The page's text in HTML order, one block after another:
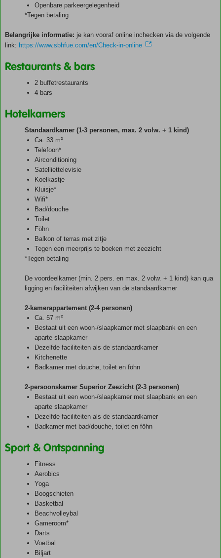
Openbare parkeergelegenheid
*Tegen betaling
Belangrijke informatie: je kan vooraf online inchecken via de volgende
link: https://www.sbhfue.com/en/Check-in-online
Restaurants & bars
2 buffetrestaurants
4 bars
Hotelkamers
Standaardkamer (1-3 personen, max. 2 volw. + 1 kind)
Ca. 33 m²
Telefoon*
Airconditioning
Satelliettelevisie
Koelkastje
Kluisje*
Wifi*
Bad/douche
Toilet
Föhn
Balkon of terras met zitje
Tegen een meerprijs te boeken met zeezicht
*Tegen betaling
De voordeelkamer (min. 2 pers. en max. 2 volw. + 1 kind) kan qua
ligging en faciliteiten afwijken van de standaardkamer
2-kamerappartement (2-4 personen)
Ca. 57 m²
Bestaat uit een woon-/slaapkamer met slaapbank en een
aparte slaapkamer
Dezelfde faciliteiten als de standaardkamer
Kitchenette
Badkamer met douche, toilet en föhn
2-persoonskamer Superior Zeezicht (2-3 personen)
Bestaat uit een woon-/slaapkamer met slaapbank en een
aparte slaapkamer
Dezelfde faciliteiten als de standaardkamer
Badkamer met bad/douche, toilet en föhn
Sport & Ontspanning
Fitness
Aerobics
Yoga
Boogschieten
Basketbal
Beachvolleybal
Gameroom*
Darts
Voetbal
Biljart